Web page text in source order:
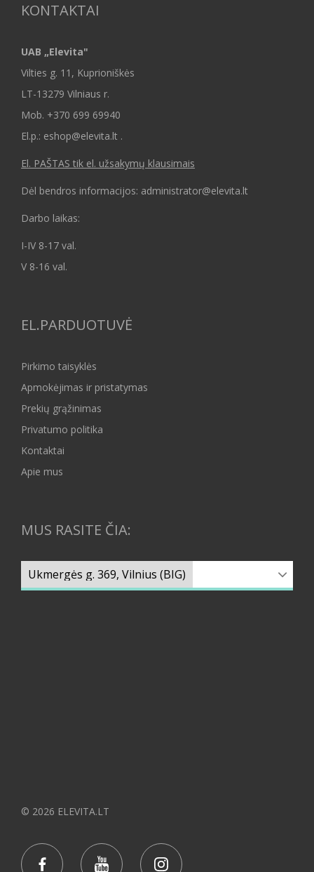
KONTAKTAI
UAB „Elevita"
Vilties g. 11, Kuprioniškės
LT-13279 Vilniaus r.
Mob. +370 699 69940
El.p.: eshop@elevita.lt .
El. PAŠTAS tik el. užsakymų klausimais
Dėl bendros informacijos: administrator@elevita.lt
Darbo laikas:
I-IV 8-17 val.
V 8-16 val.
EL.PARDUOTUVĖ
Pirkimo taisyklės
Apmokėjimas ir pristatymas
Prekių grąžinimas
Privatumo politika
Kontaktai
Apie mus
MUS RASITE ČIA:
© 2026 ELEVITA.LT